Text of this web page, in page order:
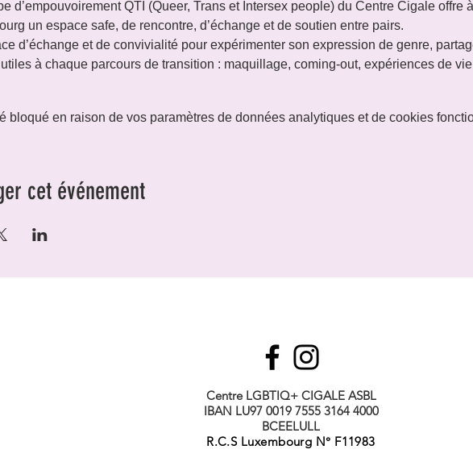
d’empouvoirement QTI (Queer, Trans et Intersex people) du Centre Cigale offre
un espace safe, de rencontre, d’échange et de soutien entre pairs.
d’échange et de convivialité pour expérimenter son expression de genre,
à chaque parcours de transition : maquillage, coming-out, expériences de
bloqué en raison de vos paramètres de données analytiques et de cookies
cet événement
Centre LGBTIQ+ CIGALE ASBL
IBAN LU97 0019 7555 3164 4000
BCEELULL
R.C.S Luxembourg N° F11983